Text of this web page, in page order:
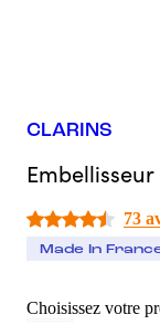
CLARINS
73
Made In
Choisissez votre